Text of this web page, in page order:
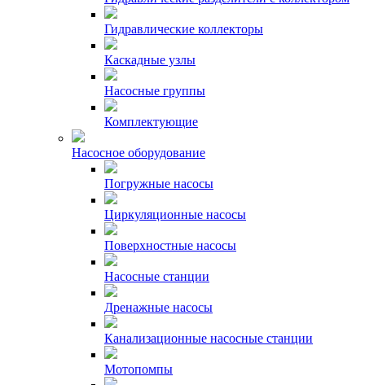
Гидравлические коллекторы
Каскадные узлы
Насосные группы
Комплектующие
Насосное оборудование
Погружные насосы
Циркуляционные насосы
Поверхностные насосы
Насосные станции
Дренажные насосы
Канализационные насосные станции
Мотопомпы